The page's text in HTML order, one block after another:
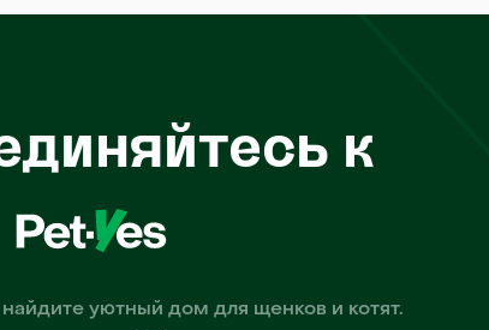
к
уютный дом для щенков и котят.